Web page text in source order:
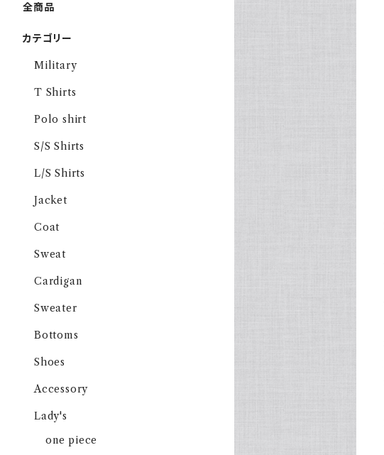
全商品
カテゴリー
Military
T Shirts
Polo shirt
S/S Shirts
L/S Shirts
Jacket
Coat
Sweat
Cardigan
Sweater
Bottoms
Shoes
Accessory
Lady's
one piece